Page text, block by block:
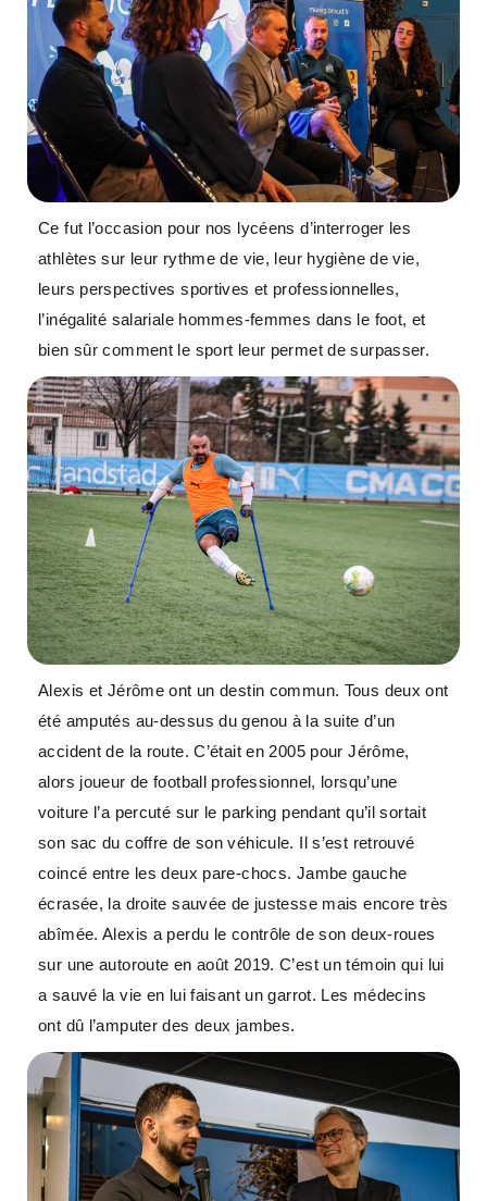
Ce fut l’occasion pour nos lycéens d’interroger les
athlètes sur leur rythme de vie, leur hygiène de vie,
leurs perspectives sportives et professionnelles,
l’inégalité salariale hommes-femmes dans le foot, et
bien sûr comment le sport leur permet de surpasser.
Alexis et Jérôme ont un destin commun. Tous deux ont
été amputés au-dessus du genou à la suite d’un
accident de la route. C’était en 2005 pour Jérôme,
alors joueur de football professionnel, lorsqu’une
voiture l’a percuté sur le parking pendant qu’il sortait
son sac du coffre de son véhicule. Il s’est retrouvé
coincé entre les deux pare-chocs. Jambe gauche
écrasée, la droite sauvée de justesse mais encore très
abîmée. Alexis a perdu le contrôle de son deux-roues
sur une autoroute en août 2019. C’est un témoin qui lui
a sauvé la vie en lui faisant un garrot. Les médecins
ont dû l’amputer des deux jambes.